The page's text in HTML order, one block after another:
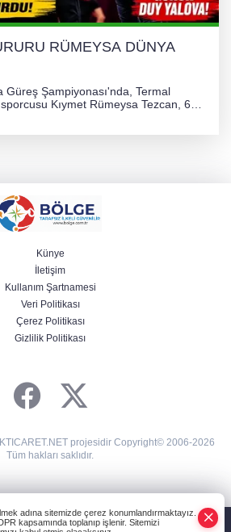
RÜMEYSA DÜNYA
Güreş Şampiyonası'nda, Termal
Kıymet Rümeysa Tezcan, 69
Künye
İletişim
Kullanım Şartnamesi
Veri Politikası
Çerez Politikası
Gizlilik Politikası
projesidir Copyright© 2006-2026
Tüm hakları saklıdır.
adına sitemizde çerez konumlandırmaktayız.
kapsamında toplanıp işlenir. Sitemizi